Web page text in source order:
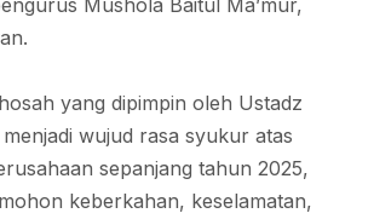
yang dipimpin oleh Ustadz
wujud rasa syukur atas
sepanjang tahun 2025,
keberkahan, keselamatan,